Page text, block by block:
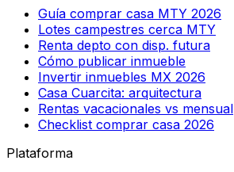
Guía comprar casa MTY 2026
Lotes campestres cerca MTY
Renta depto con disp. futura
Cómo publicar inmueble
Invertir inmuebles MX 2026
Casa Cuarcita: arquitectura
Rentas vacacionales vs mensual
Checklist comprar casa 2026
Plataforma